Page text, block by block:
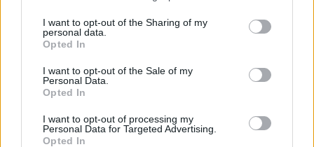
I want to opt-out of the Sharing of my
personal data.
Opted In
I want to opt-out of the Sale of my
Personal Data.
Opted In
I want to opt-out of processing my
Personal Data for Targeted Advertising.
Opted In